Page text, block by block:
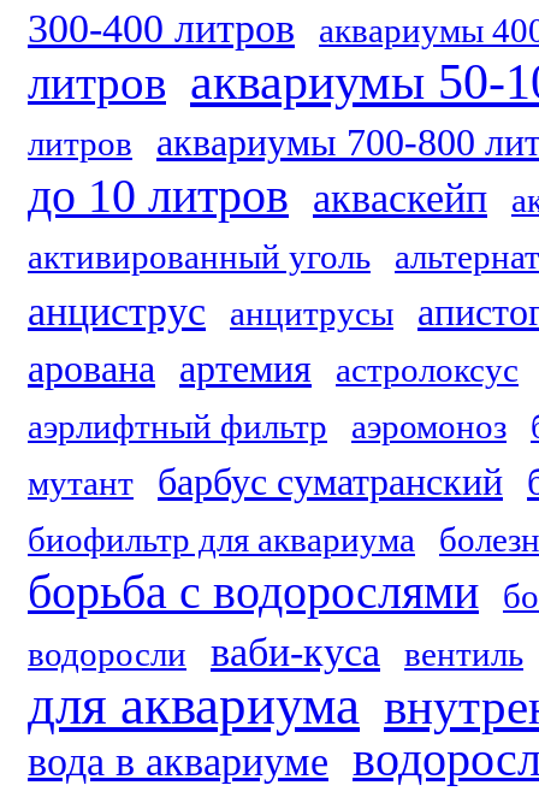
300-400 литров аквариумы
литров аквариумы 50-
литров аквариумы 700-800
до 10 литров акваскейп
активированный уголь
анциструс анцитрусы
арована артемия
астролоксус
аэрлифтный фильтр
аэромоноз
мутант
барбус суматранский
биофильтр для аквариума
борьба с водорослями
водоросли
ваби-куса вентиль
для аквариума
вода в аквариуме